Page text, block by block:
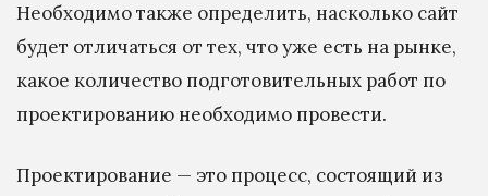
Необходимо также определить, насколько сайт
будет отличаться от тех, что уже есть на рынке,
какое количество подготовительных работ по
проектированию необходимо провести.
Проектирование — это процесс, состоящий из